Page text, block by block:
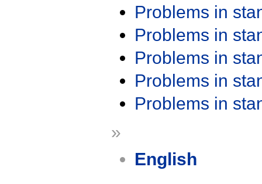
Problems in
Problems in
Problems in
Problems in
Problems in
»
English